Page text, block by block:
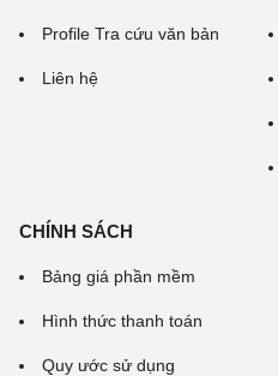
Profile Tra cứu văn bản
Liên hệ
CHÍNH SÁCH
Bảng giá phần mềm
Hình thức thanh toán
Quy ước sử dụng